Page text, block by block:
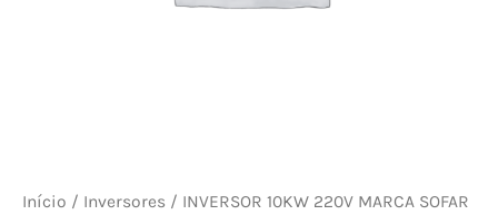
Início / Inversores / INVERSOR 10KW 220V MARCA SOFAR